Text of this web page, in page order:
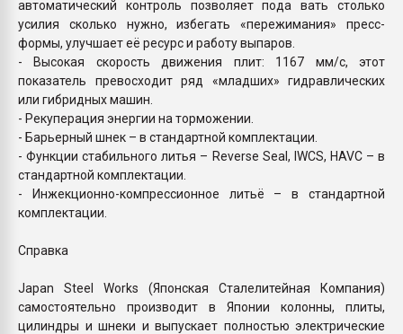
автоматический контроль позволяет пода вать столько
усилия сколько нужно, избегать «пережимания» пресс-
формы, улучшает её ресурс и работу выпаров.
- Высокая скорость движения плит: 1167 мм/с, этот
показатель превосходит ряд «младших» гидравлических
или гибридных машин.
- Рекуперация энергии на торможении.
- Барьерный шнек – в стандартной комплектации.
- Функции стабильного литья – Reverse Seal, IWCS, HAVC – в
стандартной комплектации.
- Инжекционно-компрессионное литьё – в стандартной
комплектации.
Справка
Japan Steel Works (Японская Сталелитейная Компания)
самостоятельно производит в Японии колонны, плиты,
цилиндры и шнеки и выпускает полностью электрические